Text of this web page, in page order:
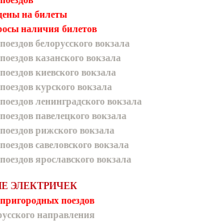
на билеты
наличия билетов
белорусского вокзала
казанского вокзала
киевского вокзала
курского вокзала
ленинградского вокзала
павелецкого вокзала
рижского вокзала
савеловского вокзала
ярославского вокзала
ЭЛЕКТРИЧЕК
поездов
направления